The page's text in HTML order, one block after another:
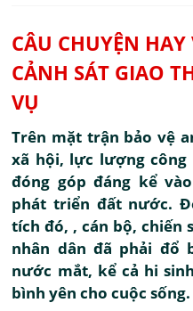
CÂU CHUYỆN
CẢNH SÁT GIAO
VỤ
Trên mặt trận bảo vệ
xã hội, lực lượng công
đóng góp đáng kể
phát triển đất nước.
tích đó, , cán bộ, chiến
nhân dân đã phải đổ
nước mắt, kể cả hi
bình yên cho cuộc sống.